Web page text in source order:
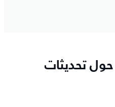
حول تحديثات